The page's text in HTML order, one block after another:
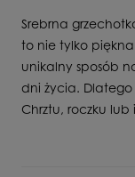
Srebrna
to nie tylko
unikalny sposób
dni życia.
Chrztu, roczku